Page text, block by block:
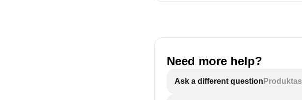
Need more help?
Ask a different question